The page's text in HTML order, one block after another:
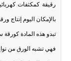
رقيقة كمكثفات
بالإمكان اليوم إنتاج
تبدو هذه المادة
فهي تشبه الورق من